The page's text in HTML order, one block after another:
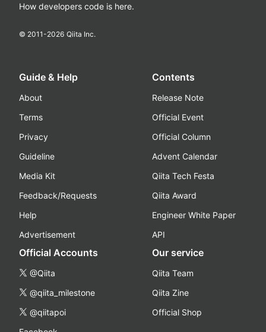
How developers code is here.
© 2011-2026 Qiita Inc.
Guide & Help
About
Terms
Privacy
Guideline
Media Kit
Feedback/Requests
Help
Advertisement
Contents
Release Note
Official Event
Official Column
Advent Calendar
Qiita Tech Festa
Qiita Award
Engineer White Paper
API
Official Accounts
@Qiita
@qiita_milestone
@qiitapoi
Our service
Qiita Team
Qiita Zine
Official Shop